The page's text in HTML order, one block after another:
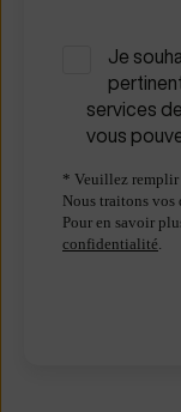
Je
services
vous
* Veuillez remplir
Nous traitons vos
Pour en savoir
confidentialité.